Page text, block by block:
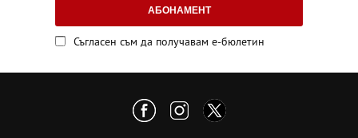
АБОНАМЕНТ
Съгласен съм да получавам е-бюлетин